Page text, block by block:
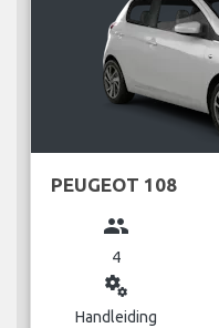
PEUGEOT 108
group
4
miscellaneous_services
Handleiding